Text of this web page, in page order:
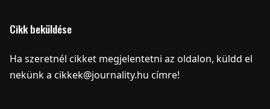
Cikk beküldése
Ha szeretnél cikket megjelentetni az oldalon, küldd el
nekünk a cikkek@journality.hu címre!